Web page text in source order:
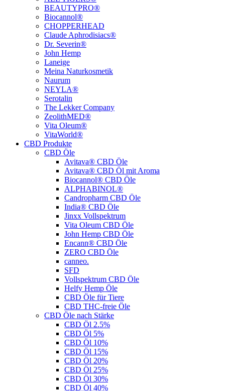
BEAUTYPRO®
Biocannol®
CHOPPERHEAD
Claude Aphrodisiacs®
Dr. Severin®
John Hemp
Laneige
Meina Naturkosmetik
Naurum
NEYLA®
Serotalin
The Lekker Company
ZeolithMED®
Vita Oleum®
VitaWorld®
CBD Produkte
CBD Öle
Avitava® CBD Öle
Avitava® CBD Öl mit Aroma
Biocannol® CBD Öle
ALPHABINOL®
Candropharm CBD Öle
India® CBD Öle
Jinxx Vollspektrum
Vita Oleum CBD Öle
John Hemp CBD Öle
Encann® CBD Öle
ZERO CBD Öle
canneo.
SFD
Vollspektrum CBD Öle
Helfy Hemp Öle
CBD Öle für Tiere
CBD THC-freie Öle
CBD Öle nach Stärke
CBD Öl 2.5%
CBD Öl 5%
CBD Öl 10%
CBD Öl 15%
CBD Öl 20%
CBD Öl 25%
CBD Öl 30%
CBD Öl 40%